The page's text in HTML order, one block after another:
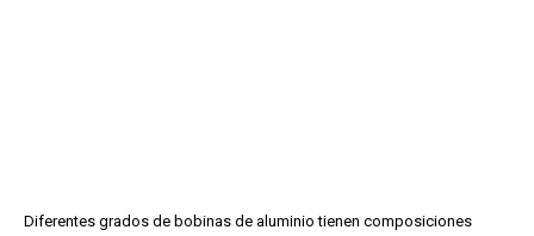
Diferentes grados de bobinas de aluminio tienen composiciones